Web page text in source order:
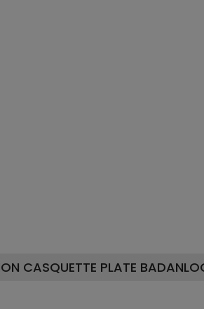
CASQUETTE PLATE